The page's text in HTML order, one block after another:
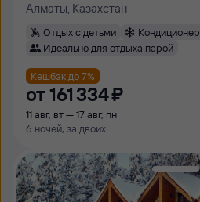
Алматы, Казахстан
Отдых с детьми Кондиционер
Идеально для отдыха парой
Кешбэк до 7%
от 161 ⁠334 ⁠₽
11 авг, вт — 17 авг, пн
6 ночей, за двоих